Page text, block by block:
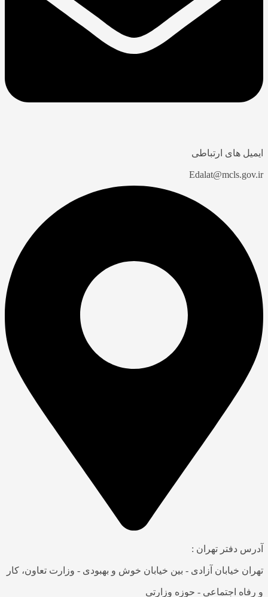
ایمیل های ارتباطی
Edalat@mcls.gov.ir
آدرس دفتر تهران :
تهران خیابان آزادی - بین خیابان خوش و بهبودی - وزارت تعاون، کار
و رفاه اجتماعی - حوزه وزارتی